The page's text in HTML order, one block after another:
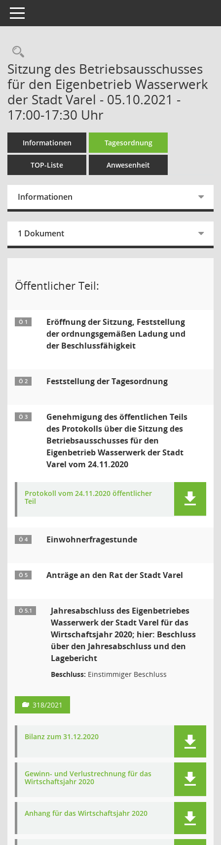
Toggle navigation
Rechercheauswahl
Sitzung des Betriebsausschusses
für den Eigenbetrieb Wasserwerk
der Stadt Varel - 05.10.2021 -
17:00-17:30 Uhr
Informationen Tagesordnung
TOP-Liste Anwesenheit
Informationen
1 Dokument
Öffentlicher Teil:
Ö 1
Eröffnung der Sitzung, Feststellung
der ordnungsgemäßen Ladung und
der Beschlussfähigkeit
Ö 2 Feststellung der Tagesordnung
Ö 3
Genehmigung des öffentlichen Teils
des Protokolls über die Sitzung des
Betriebsausschusses für den
Eigenbetrieb Wasserwerk der Stadt
Varel vom 24.11.2020
Protokoll vom 24.11.2020 öffentlicher
Teil
Ö 4 Einwohnerfragestunde
Ö 5 Anträge an den Rat der Stadt Varel
Ö 5.1
Jahresabschluss des Eigenbetriebes
Wasserwerk der Stadt Varel für das
Wirtschaftsjahr 2020; hier: Beschluss
über den Jahresabschluss und den
Lagebericht
Beschluss: Einstimmiger Beschluss
318/2021
Bilanz zum 31.12.2020
Gewinn- und Verlustrechnung für das
Wirtschaftsjahr 2020
Anhang für das Wirtschaftsjahr 2020